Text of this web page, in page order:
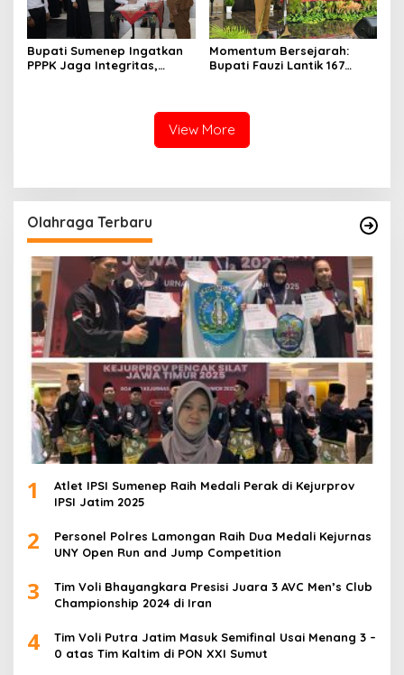
Bupati Sumenep Ingatkan
PPPK Jaga Integritas,
Momentum Bersejarah:
Bupati Fauzi Lantik 167
View More
Olahraga Terbaru
1
Atlet IPSI Sumenep Raih Medali Perak di Kejurprov
IPSI Jatim 2025
2
Personel Polres Lamongan Raih Dua Medali Kejurnas
UNY Open Run and Jump Competition
3
Tim Voli Bhayangkara Presisi Juara 3 AVC Men’s Club
Championship 2024 di Iran
4
Tim Voli Putra Jatim Masuk Semifinal Usai Menang 3 –
0 atas Tim Kaltim di PON XXI Sumut